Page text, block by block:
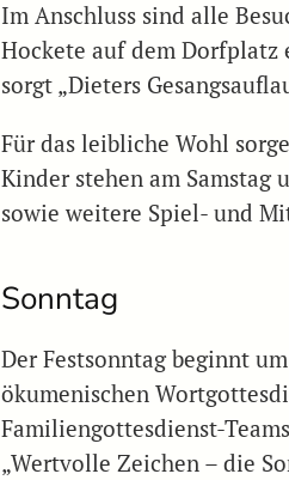
Im Anschluss sind alle
Hockete auf dem Dorfplatz
sorgt „Dieters
Für das leibliche Wohl
Kinder stehen am Samstag
sowie weitere Spiel- und
Sonntag
Der Festsonntag beginnt
ökumenischen
Familiengottesdienst-
„Wertvolle Zeichen – die